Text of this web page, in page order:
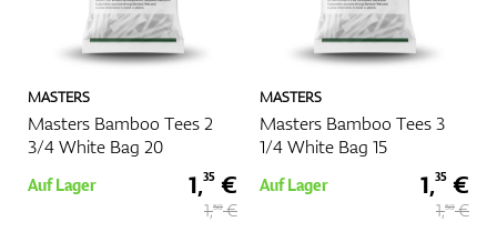
MASTERS
Masters Bamboo Tees 2
3/4 White Bag 20
Auf Lager 1,35 €
1,50€
MASTERS
Masters Bamboo Tees 3
1/4 White Bag 15
Auf Lager 1,35 €
1,50€